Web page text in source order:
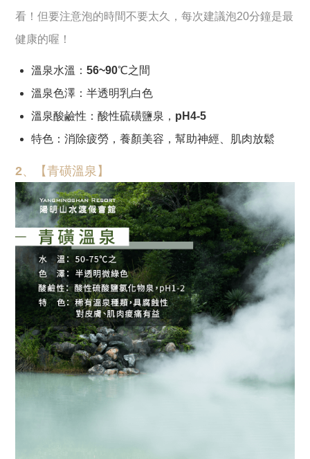
看！但要注意泡的時間不要太久，每次建議泡20分鐘是最
健康的喔！
溫泉水溫：56~90℃之間
溫泉色澤：半透明乳白色
溫泉酸鹼性：酸性硫磺鹽泉，pH4-5
特色：消除疲勞，養顏美容，幫助神經、肌肉放鬆
2、【青磺溫泉】